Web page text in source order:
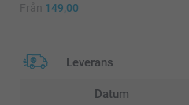
Från 149,00
Leverans
Datum